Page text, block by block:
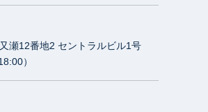
瀬12番地2 セントラルビル1号
）